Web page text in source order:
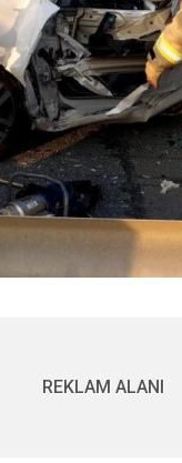
REKLAM ALANI